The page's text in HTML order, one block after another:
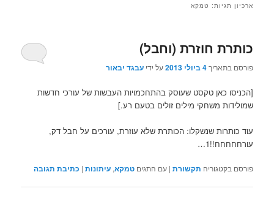
ארכיון תגיות: טמקא
כותרת חוזרת (וחבל)
פורסם בתאריך4 ביולי 2013 על ידיעבגד יבאור
[הכניסו כאן טקסט שעוסק בהתחכמויות העבשות של עורכי חדשות
שמולידות משחקי מילים זולים בטעם רע.]
עוד כותרות שנשקלו: הכותרת שלא עוזרת, עורכים על חבל דק,
עורחחחחח!!1…
פורסם בקטגוריה תקשורת |עם התגים טמקא,עיתונות | כתיבת תגובה